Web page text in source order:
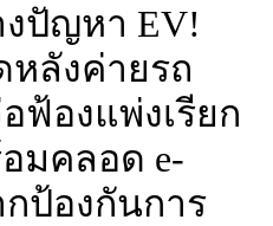
ปัญหา EV!
หลังค่ายรถ
ฟ้องแพ่งเรียก
มคลอด e-
กป้องกันการ